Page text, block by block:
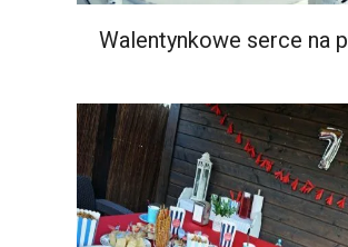
Walentynkowe serce na